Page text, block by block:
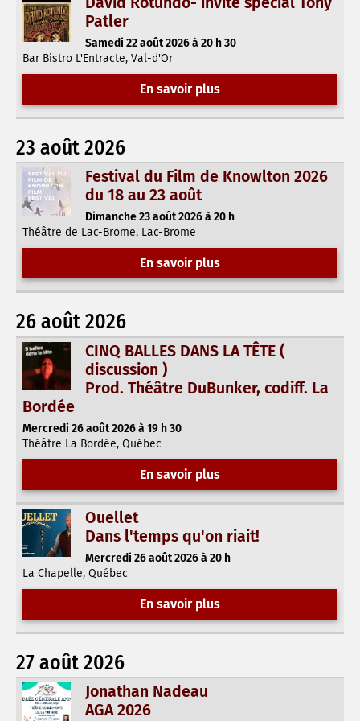
Patler
Samedi 22 août 2026 à 20 h 30
Bar Bistro L'Entracte, Val-d'Or
En savoir plus
23 août 2026
Festival du Film de Knowlton 2026
du 18 au 23 août
Dimanche 23 août 2026 à 20 h
Théâtre de Lac-Brome, Lac-Brome
En savoir plus
26 août 2026
CINQ BALLES DANS LA TÊTE (
discussion )
Prod. Théâtre DuBunker, codiff. La
Bordée
Mercredi 26 août 2026 à 19 h 30
Théâtre La Bordée, Québec
En savoir plus
Ouellet
Dans l'temps qu'on riait!
Mercredi 26 août 2026 à 20 h
La Chapelle, Québec
En savoir plus
27 août 2026
Jonathan Nadeau
AGA 2026